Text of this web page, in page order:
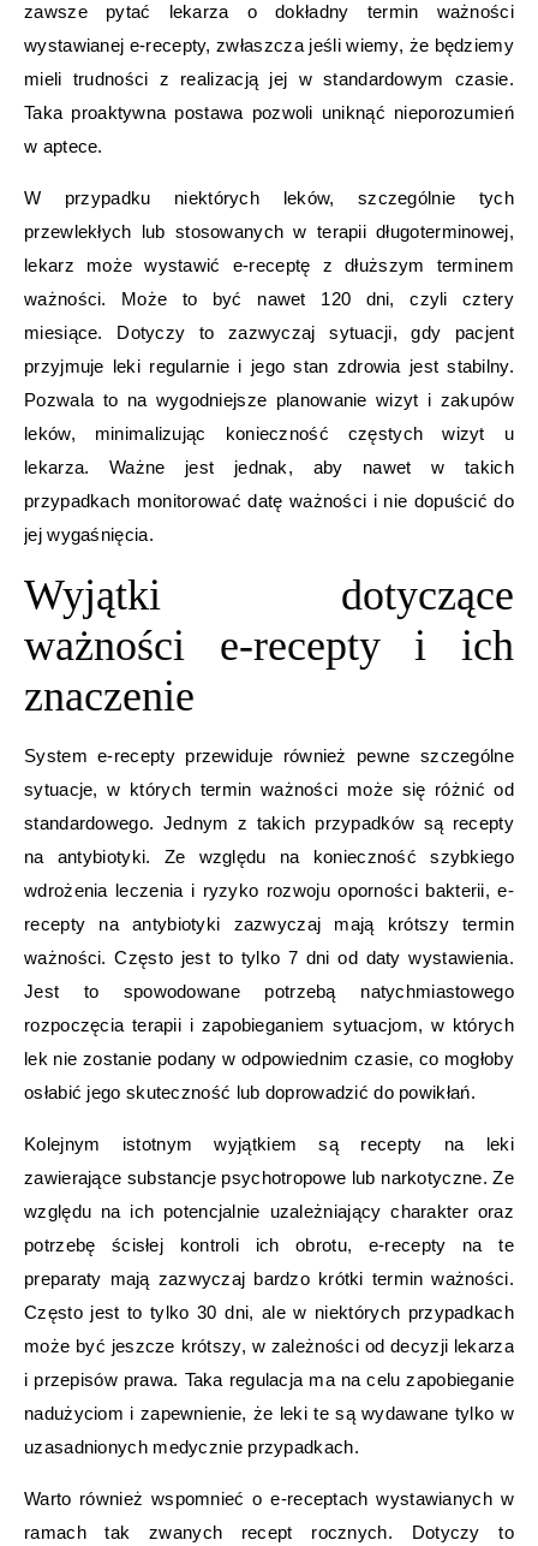
zawsze pytać lekarza o dokładny termin ważności
wystawianej e-recepty, zwłaszcza jeśli wiemy, że będziemy
mieli trudności z realizacją jej w standardowym czasie.
Taka proaktywna postawa pozwoli uniknąć nieporozumień
w aptece.
W przypadku niektórych leków, szczególnie tych
przewlekłych lub stosowanych w terapii długoterminowej,
lekarz może wystawić e-receptę z dłuższym terminem
ważności. Może to być nawet 120 dni, czyli cztery
miesiące. Dotyczy to zazwyczaj sytuacji, gdy pacjent
przyjmuje leki regularnie i jego stan zdrowia jest stabilny.
Pozwala to na wygodniejsze planowanie wizyt i zakupów
leków, minimalizując konieczność częstych wizyt u
lekarza. Ważne jest jednak, aby nawet w takich
przypadkach monitorować datę ważności i nie dopuścić do
jej wygaśnięcia.
Wyjątki dotyczące
ważności e-recepty i ich
znaczenie
System e-recepty przewiduje również pewne szczególne
sytuacje, w których termin ważności może się różnić od
standardowego. Jednym z takich przypadków są recepty
na antybiotyki. Ze względu na konieczność szybkiego
wdrożenia leczenia i ryzyko rozwoju oporności bakterii, e-
recepty na antybiotyki zazwyczaj mają krótszy termin
ważności. Często jest to tylko 7 dni od daty wystawienia.
Jest to spowodowane potrzebą natychmiastowego
rozpoczęcia terapii i zapobieganiem sytuacjom, w których
lek nie zostanie podany w odpowiednim czasie, co mogłoby
osłabić jego skuteczność lub doprowadzić do powikłań.
Kolejnym istotnym wyjątkiem są recepty na leki
zawierające substancje psychotropowe lub narkotyczne. Ze
względu na ich potencjalnie uzależniający charakter oraz
potrzebę ścisłej kontroli ich obrotu, e-recepty na te
preparaty mają zazwyczaj bardzo krótki termin ważności.
Często jest to tylko 30 dni, ale w niektórych przypadkach
może być jeszcze krótszy, w zależności od decyzji lekarza
i przepisów prawa. Taka regulacja ma na celu zapobieganie
nadużyciom i zapewnienie, że leki te są wydawane tylko w
uzasadnionych medycznie przypadkach.
Warto również wspomnieć o e-receptach wystawianych w
ramach tak zwanych recept rocznych. Dotyczy to